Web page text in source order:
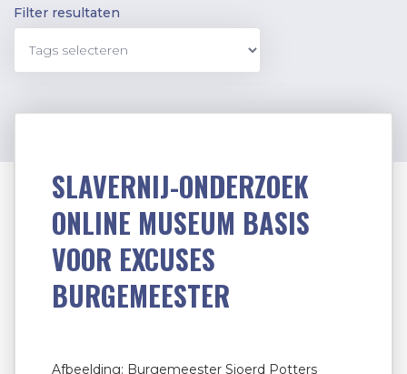
Filter resultaten
SLAVERNIJ-ONDERZOEK
ONLINE MUSEUM BASIS
VOOR EXCUSES
BURGEMEESTER
Afbeelding: Burgemeester Sjoerd Potters